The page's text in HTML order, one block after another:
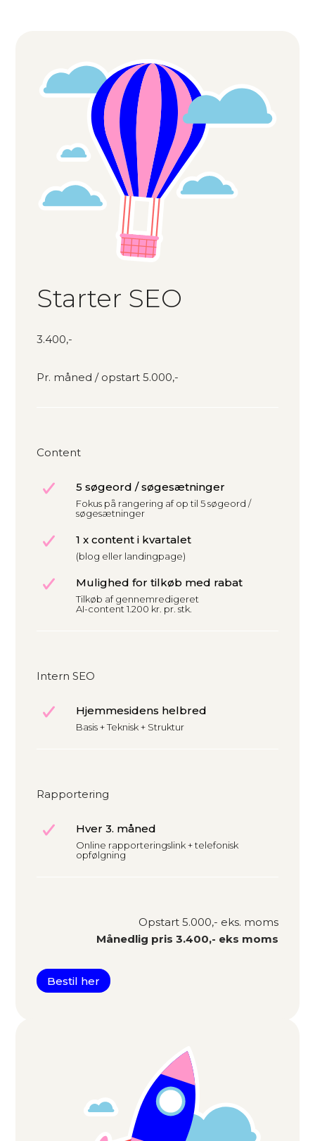
Starter SEO
3.400,-
Pr. måned / opstart 5.000,-
Content
5 søgeord / søgesætninger
Fokus på rangering af op til 5 søgeord /
søgesætninger
1 x content i kvartalet
(blog eller landingpage)
Mulighed for tilkøb med rabat
Tilkøb af gennemredigeret
AI-content 1.200 kr. pr. stk.
Intern SEO
Hjemmesidens helbred
Basis + Teknisk + Struktur
Rapportering
Hver 3. måned
Online rapporteringslink + telefonisk
opfølgning
Opstart 5.000,- eks. moms
Månedlig pris 3.400,- eks moms
Bestil her